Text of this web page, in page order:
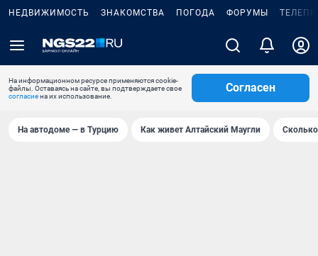
НЕДВИЖИМОСТЬ ЗНАКОМСТВА ПОГОДА ФОРУМЫ
На информационном ресурсе применяются cookie-
файлы. Оставаясь на сайте, вы подтверждаете свое
согласиена их использование.
Согласен
На автодоме — в Турцию Как живет Алтайский Маугли